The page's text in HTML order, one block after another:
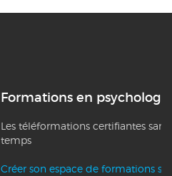
Formations en psychologie
Les téléformations certifiantes
temps
Créer son espace de formations